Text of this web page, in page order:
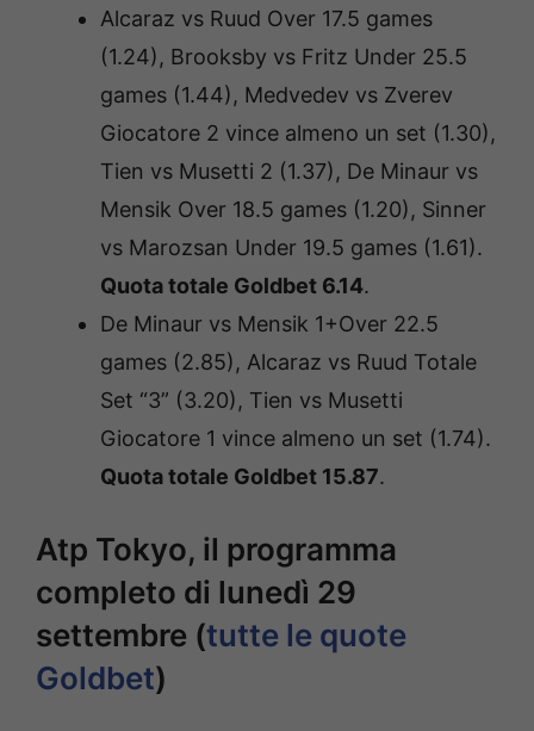
Alcaraz vs Ruud Over 17.5 games
(1.24), Brooksby vs Fritz Under 25.5
games (1.44), Medvedev vs Zverev
Giocatore 2 vince almeno un set (1.30),
Tien vs Musetti 2 (1.37), De Minaur vs
Mensik Over 18.5 games (1.20), Sinner
vs Marozsan Under 19.5 games (1.61).
Quota totale Goldbet 6.14.
De Minaur vs Mensik 1+Over 22.5
games (2.85), Alcaraz vs Ruud Totale
Set “3” (3.20), Tien vs Musetti
Giocatore 1 vince almeno un set (1.74).
Quota totale Goldbet 15.87.
Atp Tokyo, il programma
completo di lunedì 29
settembre (tutte le quote
Goldbet)